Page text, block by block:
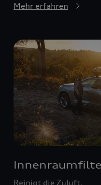
Mehr erfahren
Reinigt die Zuluft.